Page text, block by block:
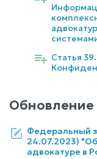
Статья
Обновление
Федеральный
24.07.2023)
адвокатуре в